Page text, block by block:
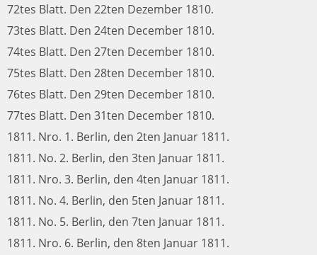
72tes Blatt. Den 22ten Dezember 1810.
73tes Blatt. Den 24ten December 1810.
74tes Blatt. Den 27ten December 1810.
75tes Blatt. Den 28ten December 1810.
76tes Blatt. Den 29ten December 1810.
77tes Blatt. Den 31ten December 1810.
1811. Nro. 1. Berlin, den 2ten Januar 1811.
1811. No. 2. Berlin, den 3ten Januar 1811.
1811. Nro. 3. Berlin, den 4ten Januar 1811.
1811. No. 4. Berlin, den 5ten Januar 1811.
1811. No. 5. Berlin, den 7ten Januar 1811.
1811. Nro. 6. Berlin, den 8ten Januar 1811.